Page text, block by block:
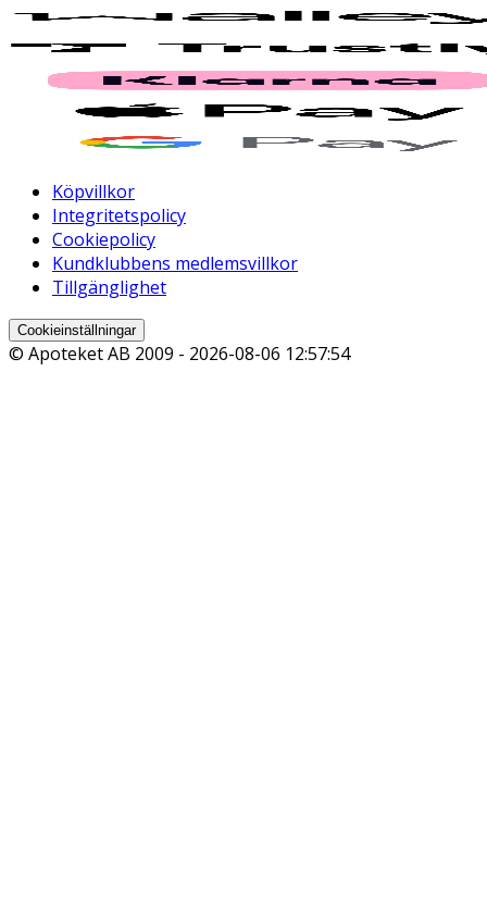
Köpvillkor
Integritetspolicy
Cookiepolicy
Kundklubbens medlemsvillkor
Tillgänglighet
Cookieinställningar
© Apoteket AB 2009 - 2026-08-06 12:57:54